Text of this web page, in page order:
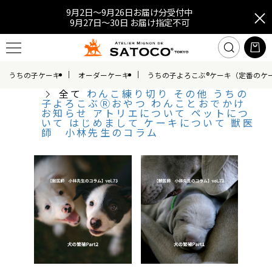
9月2日～9月26日お届け分受付中
9月27日～30日 お届け指定不可
うちの子ケーキ オーダーケーキ うちの子よろこぶ®ケーキ（定番のケ
全て わんこ練り切り その他 うちの
子よろこぶⓇおやつわんことおでかけ
お知らせアトリエについてペットにつ
いてはじめましてケーキについて獣医
師 小林先生のコラム